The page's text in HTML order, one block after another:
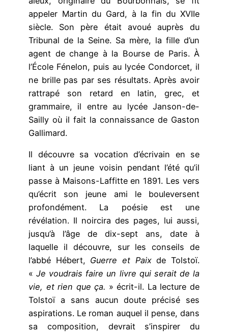
appeler Martin du Gard, à la fin du XVIIe
siècle. Son père était avoué auprès du
Tribunal de la Seine. Sa mère, la fille d’un
agent de change à la Bourse de Paris. À
l’École Fénelon, puis au lycée Condorcet, il
ne brille pas par ses résultats. Après avoir
rattrapé son retard en latin, grec, et
grammaire, il entre au lycée Janson-de-
Sailly où il fait la connaissance de Gaston
Gallimard.
Il découvre sa vocation d’écrivain en se
liant à un jeune voisin pendant l’été qu’il
passe à Maisons-Laffitte en 1891. Les vers
qu’écrit son jeune ami le bouleversent
profondément. La poésie est une
révélation. Il noircira des pages, lui aussi,
jusqu’à l’âge de dix-sept ans, date à
laquelle il découvre, sur les conseils de
l’abbé Hébert, Guerre et Paixde Tolstoï.
«Je voudrais faire un livre qui serait de la
vie, et rien que ça. » écrit-il. La lecture de
Tolstoï a sans aucun doute précisé ses
aspirations. Le roman auquel il pense, dans
sa composition, devrait s’inspirer du